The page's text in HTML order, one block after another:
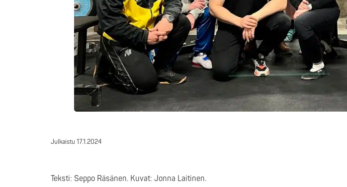
Julkaistu 17.1.2024
Teksti: Seppo Räsänen. Kuvat: Jonna Laitinen.